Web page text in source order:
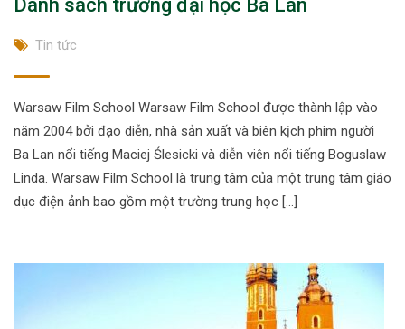
Danh sách trường đại học Ba Lan
Tin tức
Warsaw Film School Warsaw Film School được thành lập vào
năm 2004 bởi đạo diễn, nhà sản xuất và biên kịch phim người
Ba Lan nổi tiếng Maciej Ślesicki và diễn viên nổi tiếng Boguslaw
Linda. Warsaw Film School là trung tâm của một trung tâm giáo
dục điện ảnh bao gồm một trường trung học […]